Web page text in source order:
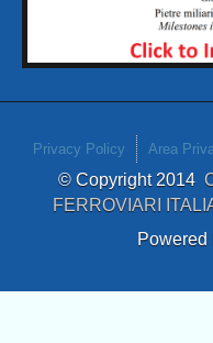
Privacy Policy Area
© Copyright 2014
FERROVIARI
Powered